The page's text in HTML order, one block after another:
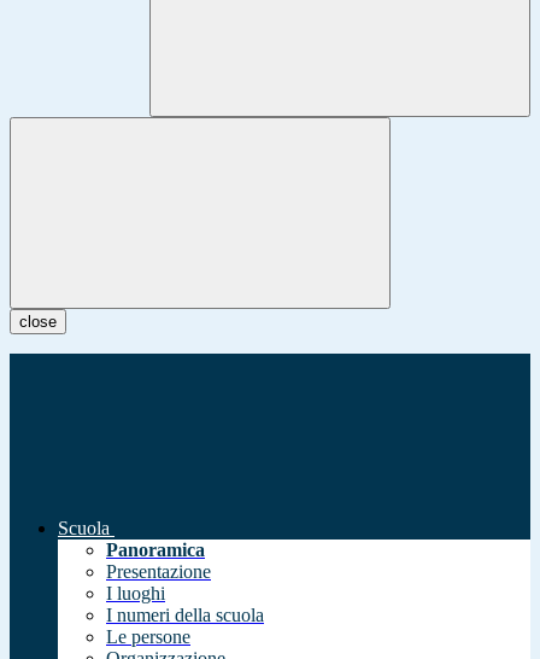
close
Scuola
Panoramica
Presentazione
I luoghi
I numeri della scuola
Le persone